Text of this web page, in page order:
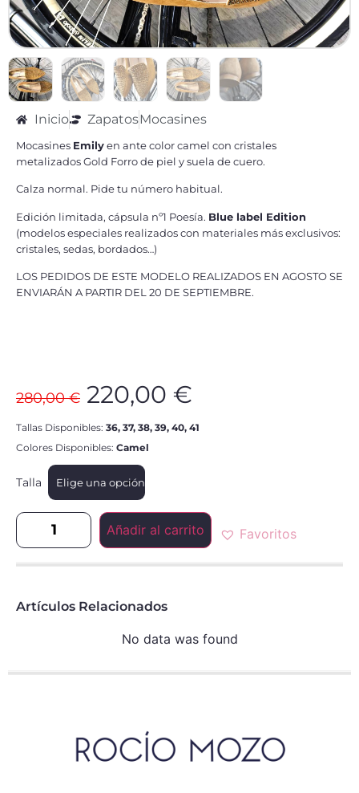
Inicio ZapatosMocasines
Mocasines Emilyen ante color camel con cristales
metalizados Gold Forro de piel y suela de cuero.
Calza normal. Pide tu número habitual.
Edición limitada, cápsula nº1 Poesía. Blue label Edition
(modelos especiales realizados con materiales más exclusivos:
cristales, sedas, bordados…)
LOS PEDIDOS DE ESTE MODELO REALIZADOS EN AGOSTO SE
ENVIARÁN A PARTIR DEL 20 DE SEPTIEMBRE.
280,00€ 220,00 €
Tallas Disponibles: 36, 37, 38, 39, 40, 41
Colores Disponibles: Camel
Talla
Añadir al carrito Favoritos
Artículos Relacionados
No data was found